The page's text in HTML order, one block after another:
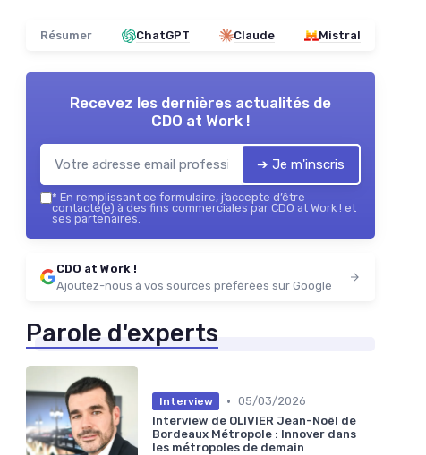
Résumer ChatGPT Claude Mistral
Recevez les dernières actualités de
CDO at Work !
➔ Je m'inscris
* En remplissant ce formulaire, j’accepte d’être
contacté(e) à des fins commerciales par CDO at Work ! et
ses partenaires.
CDO at Work !
Ajoutez-nous à vos sources préférées sur Google
Parole d'experts
Interview • 05/03/2026
Interview de OLIVIER Jean-Noël de
Bordeaux Métropole : Innover dans
les métropoles de demain